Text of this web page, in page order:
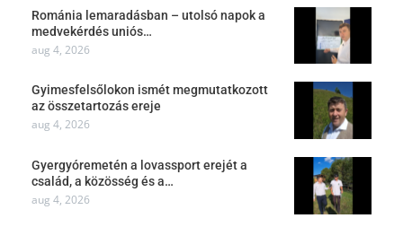
Románia lemaradásban – utolsó napok a
medvekérdés uniós…
aug 4, 2026
Gyimesfelsőlokon ismét megmutatkozott
az összetartozás ereje
aug 4, 2026
Gyergyóremetén a lovassport erejét a
család, a közösség és a…
aug 4, 2026